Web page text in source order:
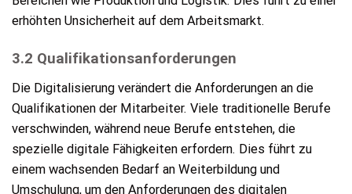
erhöhten Unsicherheit auf dem Arbeitsmarkt.
3.2 Qualifikationsanforderungen
Die Digitalisierung verändert die Anforderungen an die
Qualifikationen der Mitarbeiter. Viele traditionelle Berufe
verschwinden, während neue Berufe entstehen, die
spezielle digitale Fähigkeiten erfordern. Dies führt zu
einem wachsenden Bedarf an Weiterbildung und
Umschulung, um den Anforderungen des digitalen